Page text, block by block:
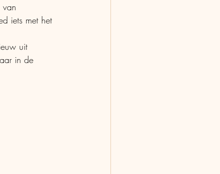
van
iets met het
uit